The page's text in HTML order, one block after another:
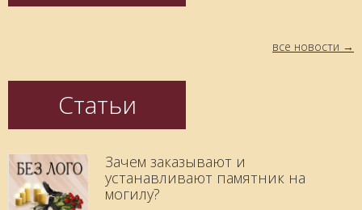
все новости
Статьи
Зачем заказывают и
устанавливают памятник на
могилу?